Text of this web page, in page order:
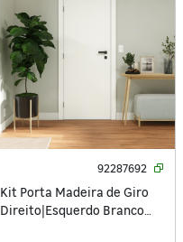
92287692
Kit Porta Madeira de Giro
Direito|Esquerdo Branco